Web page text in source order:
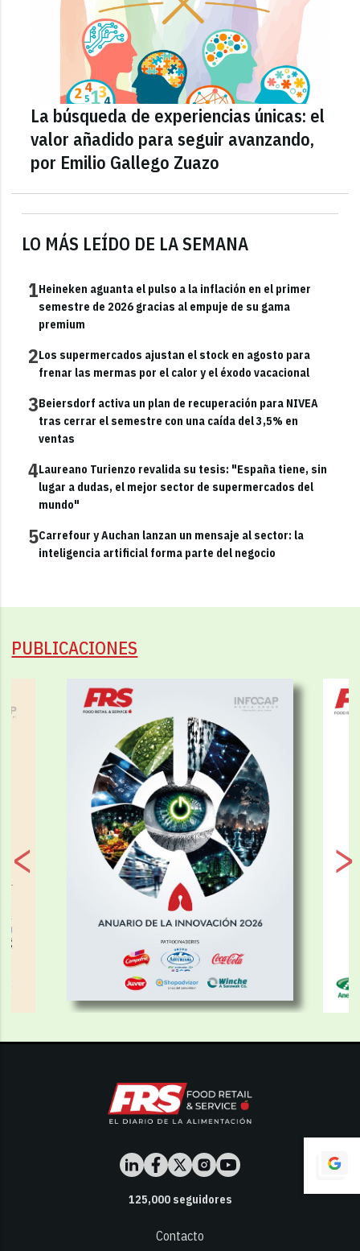
LO MÁS LEÍDO DE LA SEMANA
1Heineken aguanta el pulso a la inflación en el primer
semestre de 2026 gracias al empuje de su gama
premium
2Los supermercados ajustan el stock en agosto para
frenar las mermas por el calor y el éxodo vacacional
3Beiersdorf activa un plan de recuperación para NIVEA
tras cerrar el semestre con una caída del 3,5% en
ventas
4Laureano Turienzo revalida su tesis: "España tiene, sin
lugar a dudas, el mejor sector de supermercados del
mundo"
5Carrefour y Auchan lanzan un mensaje al sector: la
inteligencia artificial forma parte del negocio
La búsqueda de experiencias únicas: el
valor añadido para seguir avanzando,
por Emilio Gallego Zuazo
PUBLICACIONES
125,000seguidores
Contacto